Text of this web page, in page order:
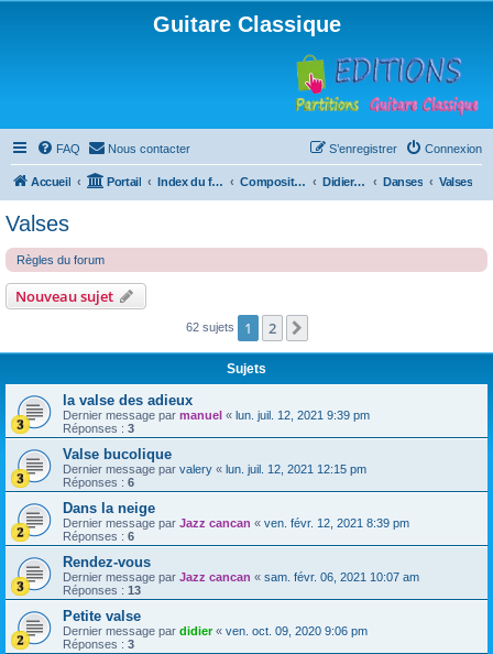
Guitare Classique
FAQ Nous contacter Connexion
S’enregistrer
Accueil Portail Index du forum Compositions Didierland Danses Valses
Valses
Règles du forum
Nouveau sujet
62 sujets 1 2
Sujets
la valse des adieux
Dernier message par manuel « lun. juil. 12, 2021 9:39 pm
Réponses : 3
Valse bucolique
Dernier message par valery « lun. juil. 12, 2021 12:15 pm
Réponses : 6
Dans la neige
Dernier message par Jazz cancan « ven. févr. 12, 2021 8:39 pm
Réponses : 6
Rendez-vous
Dernier message par Jazz cancan « sam. févr. 06, 2021 10:07 am
Réponses : 13
Petite valse
Dernier message par didier« ven. oct. 09, 2020 9:06 pm
Réponses : 3